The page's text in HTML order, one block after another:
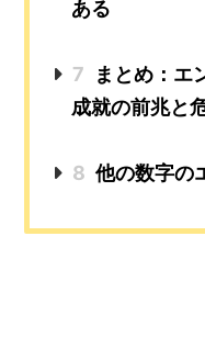
ある
7
まとめ：エ
成就の前兆と
8 他の数字の